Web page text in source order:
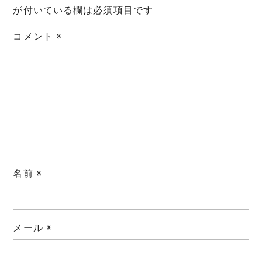
が付いている欄は必須項目です
コメント※
名前 ※
メール ※